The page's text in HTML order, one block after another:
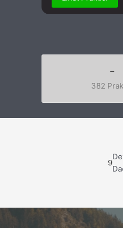
–
382
9